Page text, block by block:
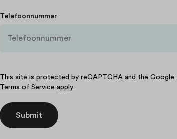
Telefoonnummer
This site is protected by reCAPTCHA and the Google
Terms of Service apply.
Submit